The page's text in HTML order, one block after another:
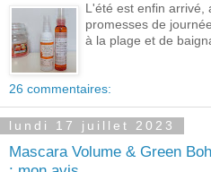
L'été est enfin arrivé,
promesses de
à la plage et de
26 commentaires:
lundi 17 juillet 2023
Mascara Volume & Green